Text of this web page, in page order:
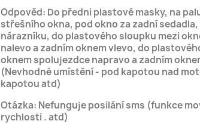
Odpověd: Do předni plastové masky, na
střešního okna, pod okno za zadní
nárazníku, do plastového sloupku mezi
nalevo a zadním oknem vlevo, do
oknem spolujezdce napravo a zadním
(Nevhodné umístění - pod kapotou nad
kapotou atd)
Otázka: Nefunguje posilání sms (funkce
rychlosti . atd)